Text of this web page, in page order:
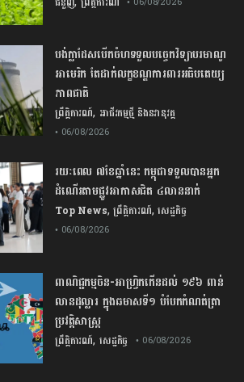
បង់ក្លាដែស​បើកចំហ​ទទួល​បច្ចេកវិទ្យា​បរមាណូ​
អាមេរិក​ តែ​ដាក់​លក្ខខណ្ឌ​ការពារ​អធិបតេយ្យ
ភាព​ជាតិ​
ព្រឹត្តិការណ៍, អាជីវកម្មថ្មី និងនវានុវត្ត
• 06/08/2026
រយៈពេល ៧ខែឆ្នាំនេះ កម្ពុជាទទួលបានអ្នក
ដំណើរតាមផ្លូវអាកាសជិត ៤លាននាក់
Top News,ព្រឹត្តិការណ៍,សេដ្ឋកិច្ច
• 06/08/2026
ពាណិជ្ជកម្ម​ចិន​-​អាហ្វ្រិក​កើន​ដល់​ ​១៩៦​ ​ពាន់​
លាន​ដុល្លារ​ ក្នុង​ឆមាស​ទី​១​ ​បំបែក​កំណត់ត្រា​
ប្រវត្តិសាស្ត្រ​
ព្រឹត្តិការណ៍, សេដ្ឋកិច្ច • 06/08/2026